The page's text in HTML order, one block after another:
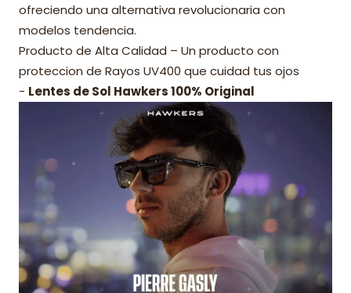
ofreciendo una alternativa revolucionaria con
modelos tendencia.
Producto de Alta Calidad – Un producto con
proteccion de Rayos UV400 que cuidad tus ojos
- Lentes de Sol Hawkers 100% Original